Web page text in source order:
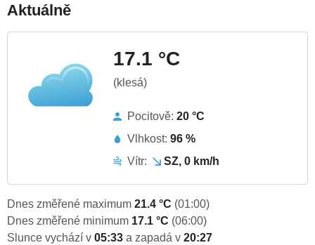
Aktuálně
17.1 °C
(klesá)
Pocitově: 20 °C
Vlhkost: 96 %
Vítr:
SZ, 0 km/h
Dnes změřené maximum 21.4 °C (01:00)
Dnes změřené minimum 17.1 °C (06:00)
Slunce vychází v 05:33 a zapadá v 20:27